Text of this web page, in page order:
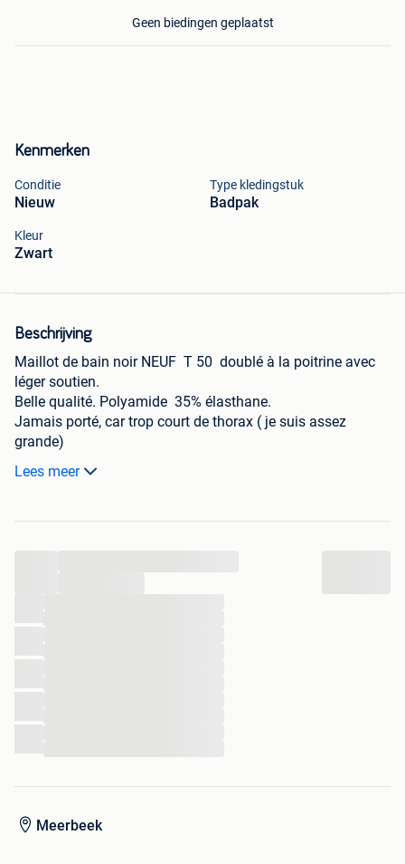
Kenmerken
Conditie
Nieuw
Type kledingstuk
Badpak
Kleur
Zwart
Beschrijving
Maillot de bain noir NEUF T 50 doublé à la poitrine avec
léger soutien.
Belle qualité. Polyamide 35% élasthane.
Jamais porté, car trop court de thorax ( je suis assez
grande)
Etat impeccable.
Prix neuf: 46€ donc 1/3 du prix !
Lees meer
Meerbeek
Geen biedingen geplaatst